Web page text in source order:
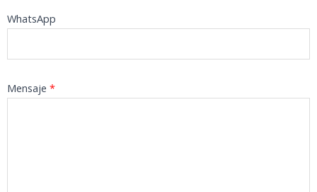
WhatsApp
Mensaje *